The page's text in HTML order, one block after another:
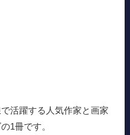
活躍する人気作家と画家
1冊です。